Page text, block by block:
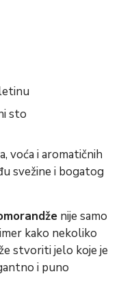
sto
voća i aromatičnih
svežine i bogatog
nije samo
kako nekoliko
stvoriti jelo koje je
i puno